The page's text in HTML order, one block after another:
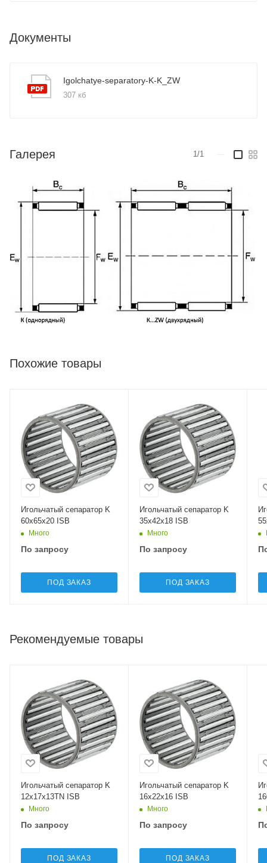
Документы
Igolchatye-separatory-K-K_ZW
307 кб
Галерея 1/1
Похожие товары
Игольчатый сепаратор K
60x65x20 ISB
Много
По запросу
ПОД ЗАКАЗ
Игольчатый сепаратор K
35x42x18 ISB
Много
По запросу
ПОД ЗАКАЗ
Рекомендуемые товары
Игольчатый сепаратор K
12x17x13TN ISB
Много
По запросу
ПОД ЗАКАЗ
Игольчатый сепаратор K
16x22x16 ISB
Много
По запросу
ПОД ЗАКАЗ